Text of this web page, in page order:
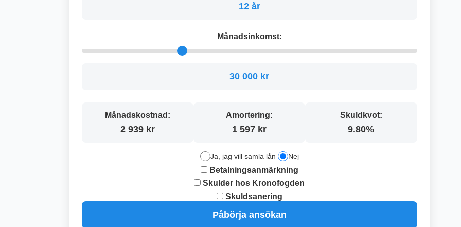
12 år
Månadsinkomst:
30 000 kr
Månadskostnad:
2 939 kr
Amortering:
1 597 kr
Skuldkvot:
9.80%
Ja, jag vill samla lån Nej
Betalningsanmärkning
Skulder hos Kronofogden
Skuldsanering
Påbörja ansökan